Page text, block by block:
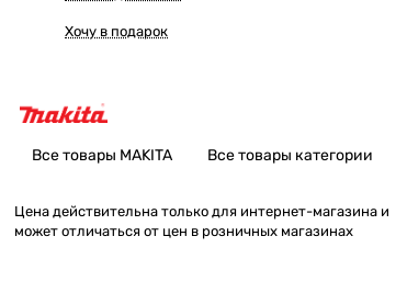
Хочу в подарок
Все товары MAKITA Все товары категории
Цена действительна только для интернет-магазина и
может отличаться от цен в розничных магазинах